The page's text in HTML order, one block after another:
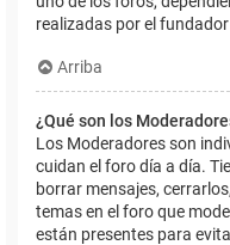
realizadas por el
Arriba
¿Qué son los
Los Moderadores son
cuidan el foro día a día.
borrar mensajes,
temas en el foro que
están presentes para